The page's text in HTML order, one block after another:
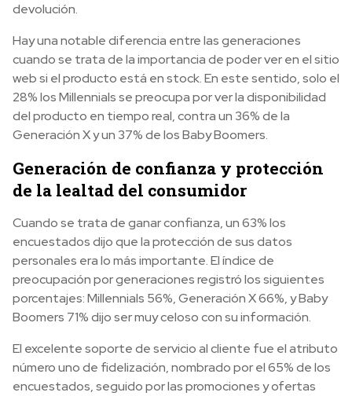
devolución.
Hay una notable diferencia entre las generaciones
cuando se trata de la importancia de poder ver en el sitio
web si el producto está en stock. En este sentido, solo el
28% los Millennials se preocupa por ver la disponibilidad
del producto en tiempo real, contra un 36% de la
Generación X y un 37% de los Baby Boomers.
Generación de confianza y protección
de la lealtad del consumidor
Cuando se trata de ganar confianza, un 63% los
encuestados dijo que la protección de sus datos
personales era lo más importante. El índice de
preocupación por generaciones registró los siguientes
porcentajes: Millennials 56%, Generación X 66%, y Baby
Boomers 71% dijo ser muy celoso con su información.
El excelente soporte de servicio al cliente fue el atributo
número uno de fidelización, nombrado por el 65% de los
encuestados, seguido por las promociones y ofertas